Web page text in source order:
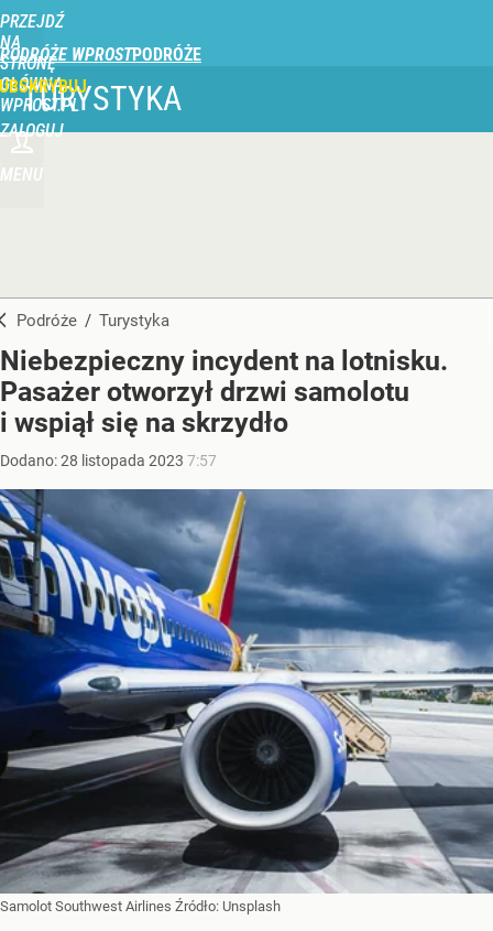
PRZEJDŹ
NA
STRONĘ
GŁÓWNĄ
WPROST.PL
PODRÓŻE WPROST
ZALOGUJ
MENU
TURYSTYKA
Podróże / Turystyka
Niebezpieczny incydent na lotnisku.
Pasażer otworzył drzwi samolotu
i wspiął się na skrzydło
Dodano:28 listopada 2023 7:57
Samolot Southwest Airlines Źródło: Unsplash